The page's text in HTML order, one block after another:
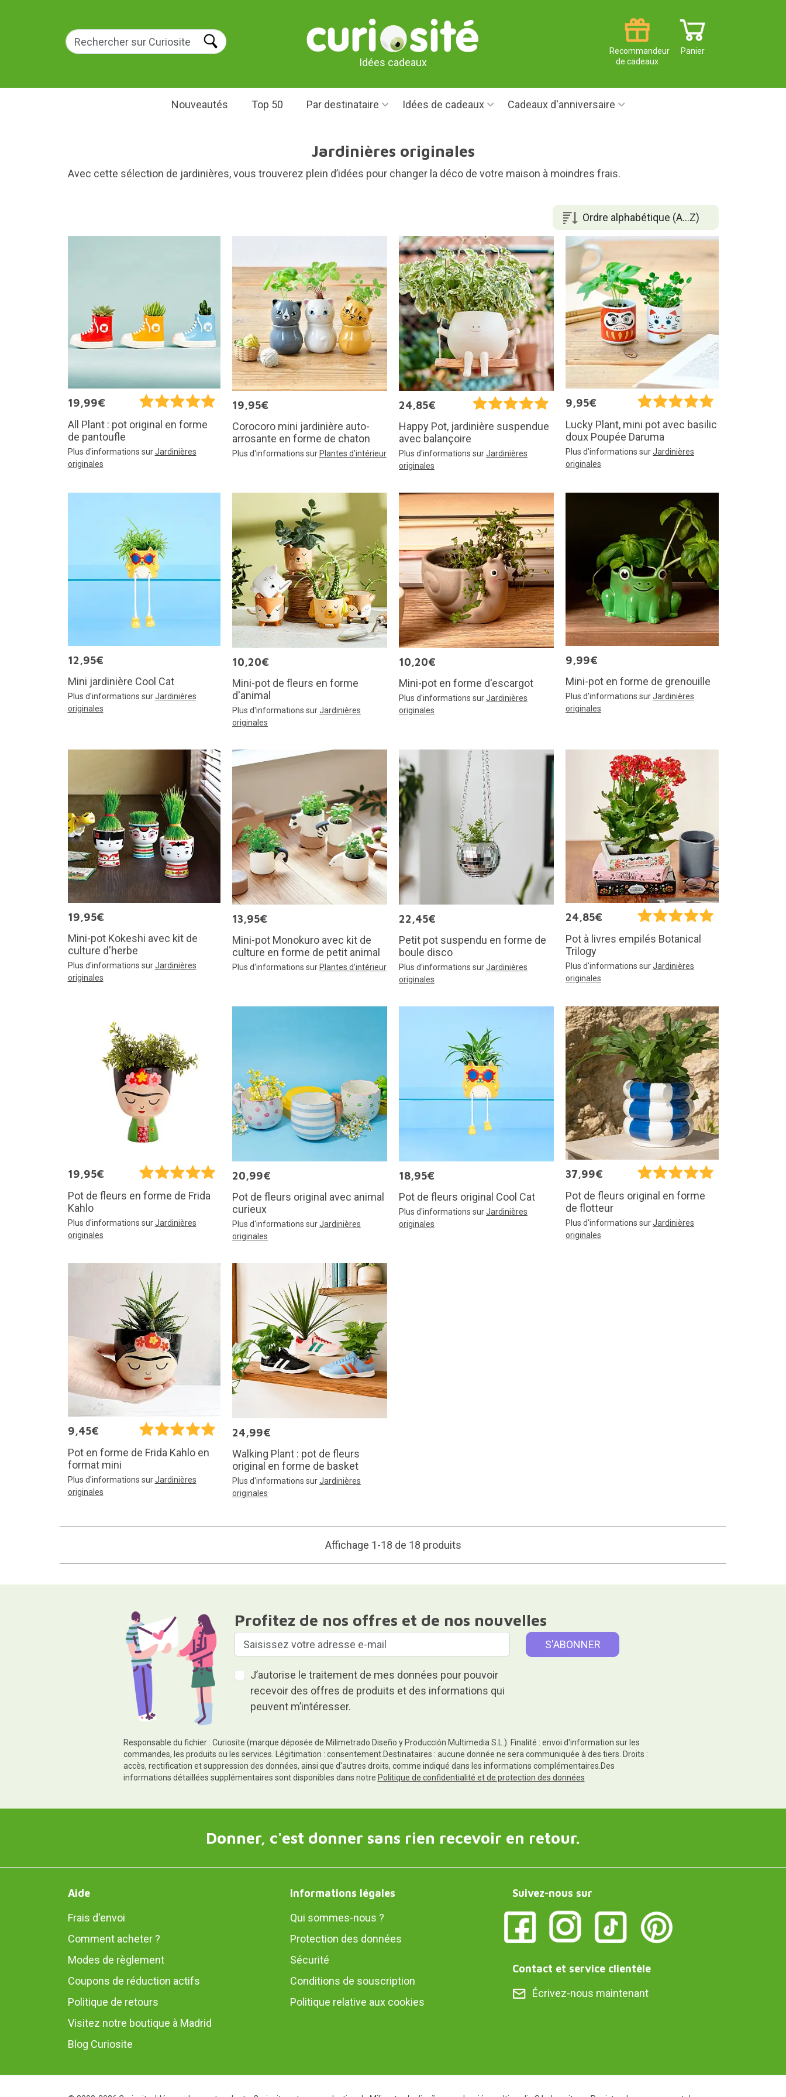
Idées cadeaux
Panier
Recommandeur
de cadeaux
Nouveautés Top 50 Par destinataire Idées de cadeaux Cadeaux d'anniversaire
Jardinières originales
Avec cette sélection de jardinières, vous trouverez plein d’idées pour changer la déco de votre maison à moindres frais.
Ordre alphabétique (A...Z)
19,99€
All Plant : pot original en forme
de pantoufle
Plus d'informations surJardinières
originales
19,95€
Corocoro mini jardinière auto-
arrosante en forme de chaton
Plus d'informations surPlantes d’intérieur
24,85€
Happy Pot, jardinière suspendue
avec balançoire
Plus d'informations surJardinières
originales
9,95€
Lucky Plant, mini pot avec basilic
doux Poupée Daruma
Plus d'informations surJardinières
originales
12,95€
Mini jardinière Cool Cat
Plus d'informations surJardinières
originales
10,20€
Mini-pot de fleurs en forme
d'animal
Plus d'informations surJardinières
originales
10,20€
Mini-pot en forme d'escargot
Plus d'informations surJardinières
originales
9,99€
Mini-pot en forme de grenouille
Plus d'informations surJardinières
originales
19,95€
Mini-pot Kokeshi avec kit de
culture d'herbe
Plus d'informations surJardinières
originales
13,95€
Mini-pot Monokuro avec kit de
culture en forme de petit animal
Plus d'informations sur Plantes d’intérieur
22,45€
Petit pot suspendu en forme de
boule disco
Plus d'informations surJardinières
originales
24,85€
Pot à livres empilés Botanical
Trilogy
Plus d'informations surJardinières
originales
19,95€
Pot de fleurs en forme de Frida
Kahlo
Plus d'informations surJardinières
originales
20,99€
Pot de fleurs original avec animal
curieux
Plus d'informations surJardinières
originales
18,95€
Pot de fleurs original Cool Cat
Plus d'informations surJardinières
originales
37,99€
Pot de fleurs original en forme
de flotteur
Plus d'informations surJardinières
originales
9,45€
Pot en forme de Frida Kahlo en
format mini
Plus d'informations surJardinières
originales
24,99€
Walking Plant : pot de fleurs
original en forme de basket
Plus d'informations surJardinières
originales
Affichage 1-18 de 18 produits
Profitez de nos offres et de nos nouvelles
J’autorise le traitement de mes données pour pouvoir
recevoir des offres de produits et des informations qui
peuvent m’intéresser.
Responsable du fichier : Curiosite (marque déposée de Milimetrado Diseño y Producción Multimedia S.L.). Finalité : envoi d'information sur les
commandes, les produits ou les services. Légitimation : consentement.Destinataires : aucune donnée ne sera communiquée à des tiers. Droits :
accès, rectification et suppression des données, ainsi que d'autres droits, comme indiqué dans les informations complémentaires.Des
informations détaillées supplémentaires sont disponibles dans notre Politique de confidentialité et de protection des données
Donner, c'est donner sans rien recevoir en retour.
Aide
Frais d'envoi
Comment acheter ?
Modes de règlement
Coupons de réduction actifs
Politique de retours
Visitez notre boutique à Madrid
Blog Curiosite
Informations légales
Qui sommes-nous ?
Protection des données
Sécurité
Conditions de souscription
Politique relative aux cookies
Suivez-nous sur
Contact et service clientèle
Écrivez-nous maintenant